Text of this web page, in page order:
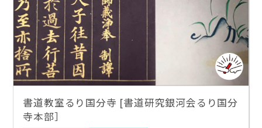
書道教室るり国分寺 [書道研究銀河会るり国分
寺本部］